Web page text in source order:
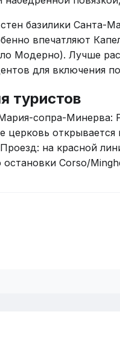
базилики Санта-
впечатляют
Модерно). Лучше
для включения
туристов
сопра-Минерва:
церковь
на красной
Corso/